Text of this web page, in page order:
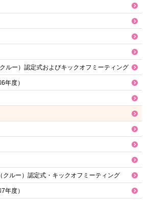
ルー）認定式およびキックオフミーティング
年度）
ルー）認定式・キックオフミーティング
年度）